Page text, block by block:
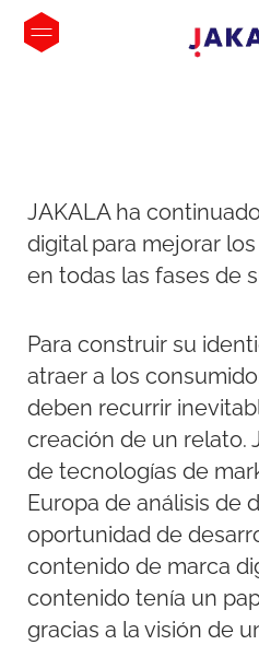
JAKALA ha
digital para mejorar
en todas las fases de
Para construir su
atraer a los
deben recurrir
creación de un relato.
de tecnologías de
Europa de análisis de
oportunidad de
contenido de marca
contenido tenía un
gracias a la visión de